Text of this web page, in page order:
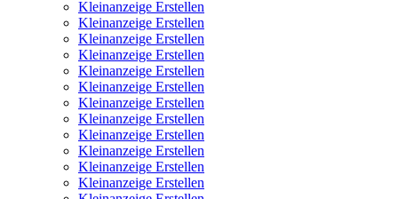
Kleinanzeige Erstellen
Kleinanzeige Erstellen
Kleinanzeige Erstellen
Kleinanzeige Erstellen
Kleinanzeige Erstellen
Kleinanzeige Erstellen
Kleinanzeige Erstellen
Kleinanzeige Erstellen
Kleinanzeige Erstellen
Kleinanzeige Erstellen
Kleinanzeige Erstellen
Kleinanzeige Erstellen